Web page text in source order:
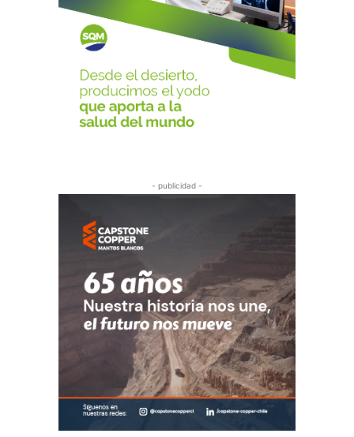
- publicidad -